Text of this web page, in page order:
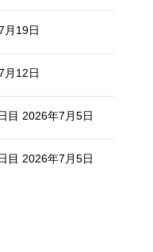
月19日
月12日
目 2026年7月5日
目 2026年7月5日